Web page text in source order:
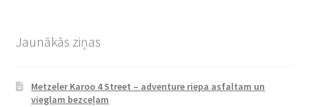
Jaunākās ziņas
Metzeler Karoo 4 Street – adventure riepa asfaltam un
vieglam bezceļam